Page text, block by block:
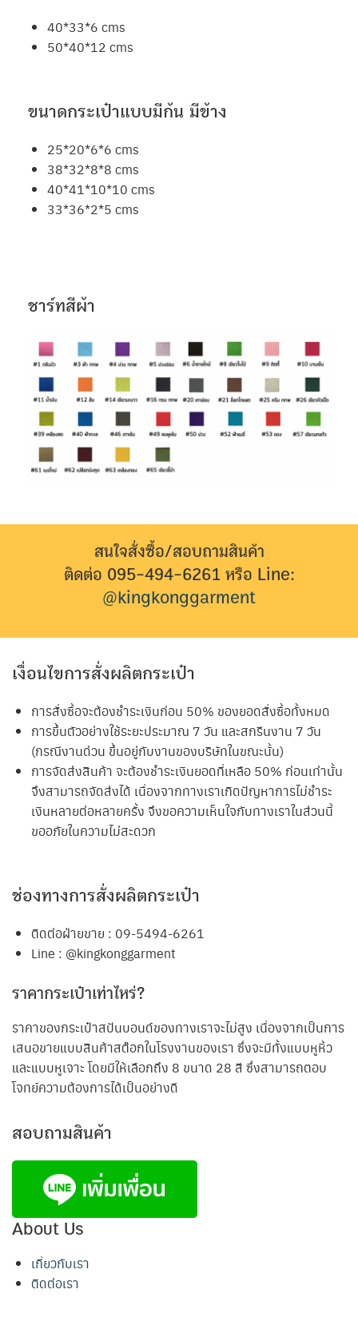
40*33*6 cms
50*40*12 cms
ขนาดกระเป๋าแบบมีก้น มีข้าง
25*20*6*6 cms
38*32*8*8 cms
40*41*10*10 cms
33*36*2*5 cms
ชาร์ทสีผ้า
สนใจสั่งซื้อ/สอบถามสินค้า
ติดต่อ 095-494-6261 หรือ Line:
@kingkonggarment
เงื่อนไขการสั่งผลิตกระเป๋า
การสั่งซื้อจะต้องชำระเงินก่อน 50% ของยอดสั่งซื้อทั้งหมด
การขึ้นตัวอย่างใช้ระยะประมาณ 7 วัน และสกรีนงาน 7 วัน
(กรณีงานด่วน ขึ้นอยู่กับงานของบริษัทในขณะนั้น)
การจัดส่งสินค้า จะต้องชำระเงินยอดที่เหลือ 50% ก่อนเท่านั้น
จึงสามารถจัดส่งได้ เนื่องจากทางเราเกิดปัญหาการไม่ชำระ
เงินหลายต่อหลายครั้ง จึงขอความเห็นใจกับทางเราในส่วนนี้
ขออภัยในความไม่สะดวก
ช่องทางการสั่งผลิตกระเป๋า
ติดต่อฝ่ายขาย : 09-5494-6261
Line : @kingkonggarment
ราคากระเป๋าเท่าไหร่?
ราคาของกระเป๋าสปันบอนด์ของทางเราจะไม่สูง เนื่องจากเป็นการ
เสนอขายแบบสินค้าสต๊อกในโรงงานของเรา ซึ่งจะมีทั้งแบบหูหิ้ว
และแบบหูเจาะ โดยมีให้เลือกถึง 8 ขนาด 28 สี ซึ่งสามารถตอบ
โจทย์ความต้องการได้เป็นอย่างดี
สอบถามสินค้า
About Us
เกี่ยวกับเรา
ติดต่อเรา